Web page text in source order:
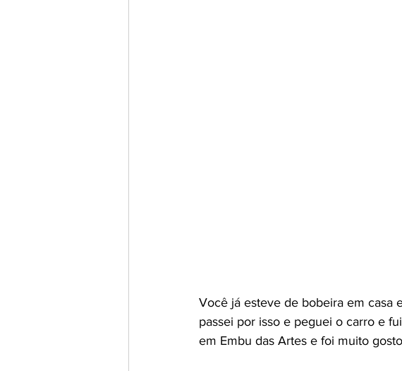
Você já esteve de bobeira em casa
passei por isso e peguei o carro e
em Embu das Artes e foi muito